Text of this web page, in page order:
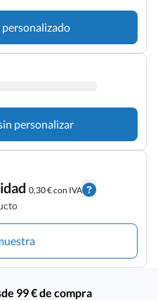
personalizar
0,30 € con IVA
99 € de compra